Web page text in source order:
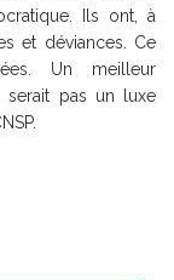
Ils ont, à
et déviances. Ce
Un meilleur
serait pas un luxe